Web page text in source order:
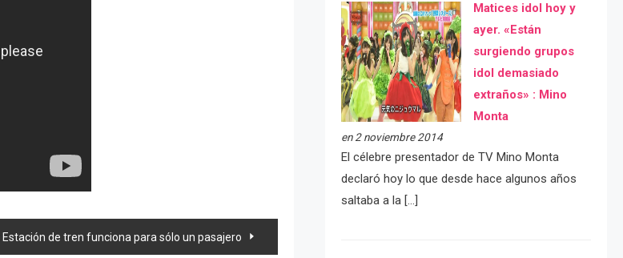
Estación de tren funciona para sólo un pasajero
Matices idol hoy y
ayer. «Están
surgiendo grupos
idol demasiado
extraños» : Mino
Monta
en 2 noviembre 2014
El célebre presentador de TV Mino Monta
declaró hoy lo que desde hace algunos años
saltaba a la […]